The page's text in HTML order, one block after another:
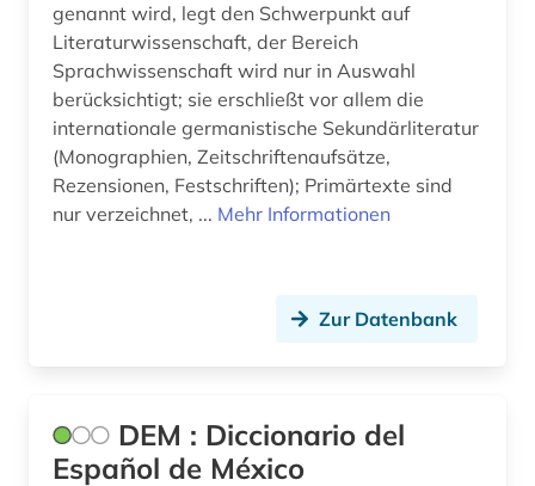
ukrainisch (1)
ungarn (1)
universitätsgeschichte (1)
valenzwörterbuch (1)
volksmusik (1)
weißrussisch (1)
westschweden (1)
genannt wird, legt den Schwerpunkt auf
Literaturwissenschaft, der Bereich
Sprachwissenschaft wird nur in Auswahl
berücksichtigt; sie erschließt vor allem die
internationale germanistische Sekundärliteratur
(Monographien, Zeitschriftenaufsätze,
Rezensionen, Festschriften); Primärtexte sind
nur verzeichnet, ... Mehr Informationen
Zur Datenbank
DEM : Diccionario del
Español de México